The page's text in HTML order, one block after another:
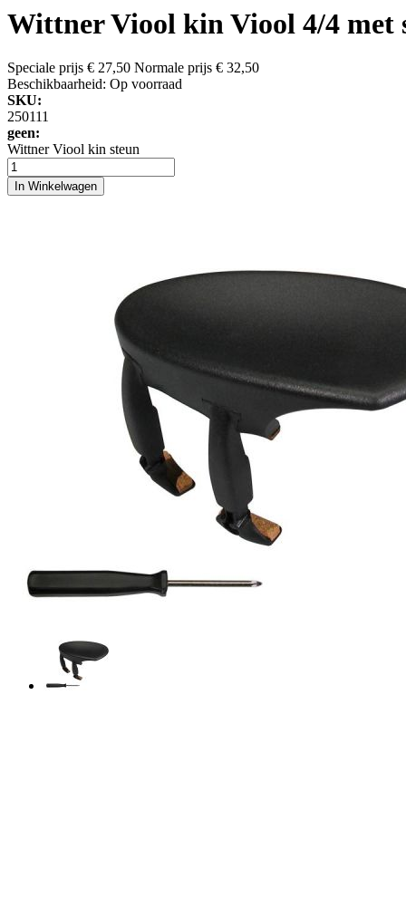
Wittner Viool kin Viool 4/4 met
Speciale prijs € 27,50 Normale prijs € 32,50
Beschikbaarheid: Op voorraad
SKU:
250111
geen:
Wittner Viool kin steun
In Winkelwagen